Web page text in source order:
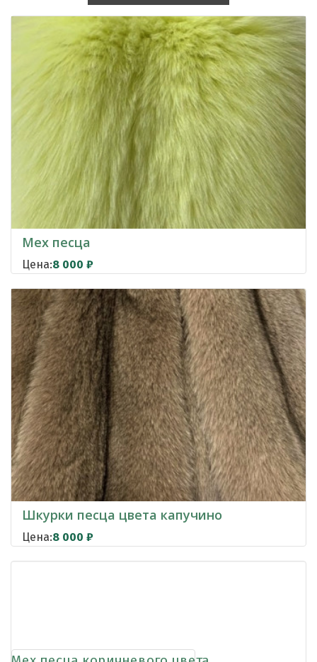
Мех песца
Цена:8 000 ₽
Шкурки песца цвета капучино
Цена:8 000 ₽